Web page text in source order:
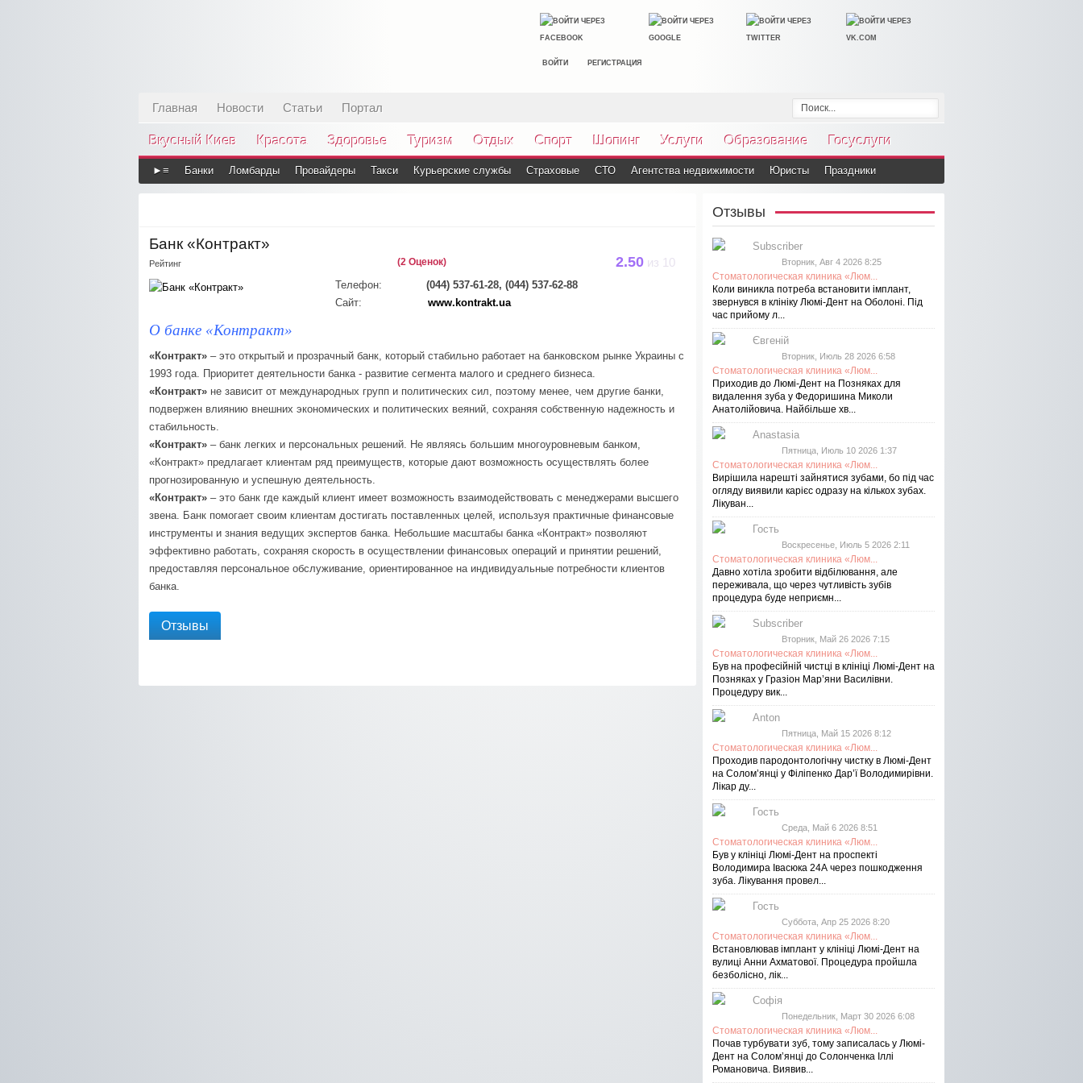
ВОЙТИ РЕГИСТРАЦИЯ
Главная Новости Статьи Портал
Вкусный Киев Красота Здоровье Туризм Отдых Спорт Шопинг Услуги Образование Госуслуги
►≡ Банки Ломбарды Провайдеры Такси Курьерские службы Страховые СТО Агентства недвижимости Юристы Праздники
Банк «Контракт»
Рейтинг (2 Оценок) 2.50из 10
Телефон:
(044) 537-61-28, (044) 537-62-88
Сайт:
www.kontrakt.ua
О банке «Контракт»
«Контракт» – это открытый и прозрачный банк, который стабильно работает на банковском рынке Украины с
1993 года. Приоритет деятельности банка - развитие сегмента малого и среднего бизнеса.
«Контракт» не зависит от международных групп и политических сил, поэтому менее, чем другие банки,
подвержен влиянию внешних экономических и политических веяний, сохраняя собственную надежность и
стабильность.
«Контракт» – банк легких и персональных решений. Не являясь большим многоуровневым банком,
«Контракт» предлагает клиентам ряд преимуществ, которые дают возможность осуществлять более
прогнозированную и успешную деятельность.
«Контракт» – это банк где каждый клиент имеет возможность взаимодействовать с менеджерами высшего
звена. Банк помогает своим клиентам достигать поставленных целей, используя практичные финансовые
инструменты и знания ведущих экспертов банка. Небольшие масштабы банка «Контракт» позволяют
эффективно работать, сохраняя скорость в осуществлении финансовых операций и принятии решений,
предоставляя персональное обслуживание, ориентированное на индивидуальные потребности клиентов
банка.
Отзывы
Отзывы
Subscriber
Вторник, Авг 4 2026 8:25
Стоматологическая клиника «Люм...
Коли виникла потреба встановити імплант,
звернувся в клініку Люмі-Дент на Оболоні. Під
час прийому л...
Євгеній
Вторник, Июль 28 2026 6:58
Стоматологическая клиника «Люм...
Приходив до Люмі-Дент на Позняках для
видалення зуба у Федоришина Миколи
Анатолійовича. Найбільше хв...
Anastasia
Пятница, Июль 10 2026 1:37
Стоматологическая клиника «Люм...
Вирішила нарешті зайнятися зубами, бо під час
огляду виявили карієс одразу на кількох зубах.
Лікуван...
Гость
Воскресенье, Июль 5 2026 2:11
Стоматологическая клиника «Люм...
Давно хотіла зробити відбілювання, але
переживала, що через чутливість зубів
процедура буде неприємн...
Subscriber
Вторник, Май 26 2026 7:15
Стоматологическая клиника «Люм...
Був на професійній чистці в клініці Люмі-Дент на
Позняках у Гразіон Мар’яни Василівни.
Процедуру вик...
Anton
Пятница, Май 15 2026 8:12
Стоматологическая клиника «Люм...
Проходив пародонтологічну чистку в Люмі-Дент
на Солом’янці у Філіпенко Дар’ї Володимирівни.
Лікар ду...
Гость
Среда, Май 6 2026 8:51
Стоматологическая клиника «Люм...
Був у клініці Люмі-Дент на проспекті
Володимира Івасюка 24А через пошкодження
зуба. Лікування провел...
Гость
Суббота, Апр 25 2026 8:20
Стоматологическая клиника «Люм...
Встановлював імплант у клініці Люмі-Дент на
вулиці Анни Ахматової. Процедура пройшла
безболісно, лік...
Софія
Понедельник, Март 30 2026 6:08
Стоматологическая клиника «Люм...
Почав турбувати зуб, тому записалась у Люмі-
Дент на Соломʼянці до Солонченка Іллі
Романовича. Виявив...